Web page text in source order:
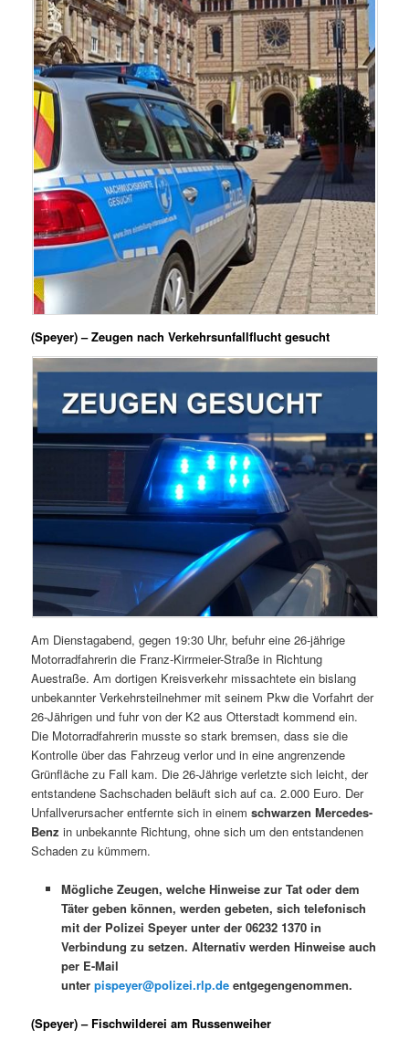
(Speyer) – Zeugen nach Verkehrsunfallflucht gesucht
Am Dienstagabend, gegen 19:30 Uhr, befuhr eine 26-jährige
Motorradfahrerin die Franz-Kirrmeier-Straße in Richtung
Auestraße. Am dortigen Kreisverkehr missachtete ein bislang
unbekannter Verkehrsteilnehmer mit seinem Pkw die Vorfahrt der
26-Jährigen und fuhr von der K2 aus Otterstadt kommend ein.
Die Motorradfahrerin musste so stark bremsen, dass sie die
Kontrolle über das Fahrzeug verlor und in eine angrenzende
Grünfläche zu Fall kam. Die 26-Jährige verletzte sich leicht, der
entstandene Sachschaden beläuft sich auf ca. 2.000 Euro. Der
Unfallverursacher entfernte sich in einemschwarzen Mercedes-
Benz in unbekannte Richtung, ohne sich um den entstandenen
Schaden zu kümmern.
Mögliche Zeugen, welche Hinweise zur Tat oder dem
Täter geben können, werden gebeten, sich telefonisch
mit der Polizei Speyer unter der 06232 1370 in
Verbindung zu setzen. Alternativ werden Hinweise auch
per E-Mail
unter pispeyer@polizei.rlp.deentgegengenommen.
(Speyer) – Fischwilderei am Russenweiher